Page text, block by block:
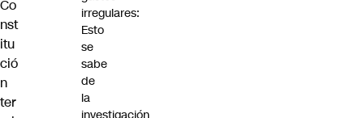
Co
nst
itu
ció
n
ter
irregulares:
Esto
se
sabe
de
la
investigación